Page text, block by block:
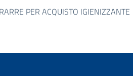
PER ACQUISTO IGIENIZZANTE